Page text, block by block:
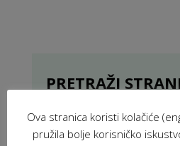
PRETRAŽI
Ova stranica koristi kolačiće
pružila bolje korisničko